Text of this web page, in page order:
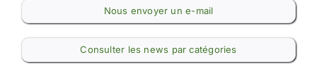
Nous envoyer un e-mail
Consulter les news par catégories